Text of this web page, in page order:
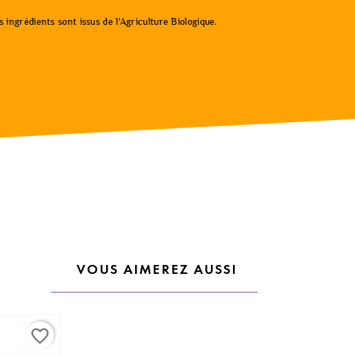
ingrédients sont issus de l'Agriculture Biologique.
VOUS AIMEREZ AUSSI
favorite_border